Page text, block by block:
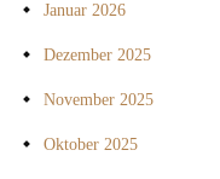
Januar 2026
Dezember 2025
November 2025
Oktober 2025